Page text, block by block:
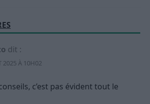
dit :
2025 À 10H02
c’est pas évident tout le